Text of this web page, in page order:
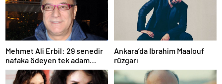
Mehmet Ali Erbil: 29 senedir
nafaka ödeyen tek adam
olabilirim
Ankara’da Ibrahim Maalouf
rüzgarı